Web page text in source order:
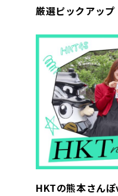
厳選ピックアップ
HKTの熊本さん